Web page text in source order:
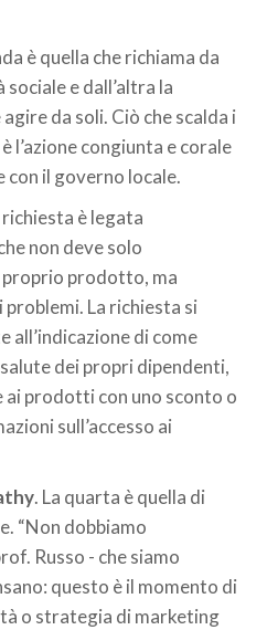
è quella che richiama da
e dall’altra la
da soli. Ciò che scalda i
l’azione congiunta e corale
con il governo locale.
è legata
non deve solo
proprio prodotto, ma
La richiesta si
all’indicazione di come
dei propri dipendenti,
ai prodotti con uno sconto o
sull’accesso ai
. La quarta è quella di
“Non dobbiamo
Russo - che siamo
questo è il momento di
o strategia di marketing